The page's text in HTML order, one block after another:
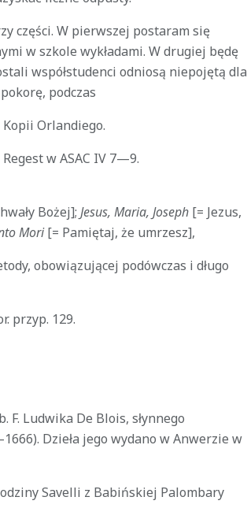
części. W pierwszej postaram się
w szkole wykładami. W drugiej będę
współstudenci odniosą niepojętą dla
podczas
Orlandiego.
w ASAC IV 7—9.
Bożej]; Jesus, Maria, Joseph [= Jezus,
Mori[= Pamiętaj, że umrzesz],
obowiązującej podówczas i długo
przyp. 129.
Ludwika De Blois, słynnego
Dzieła jego wydano w Anwerzie w
Savelli z Babińskiej Palombary